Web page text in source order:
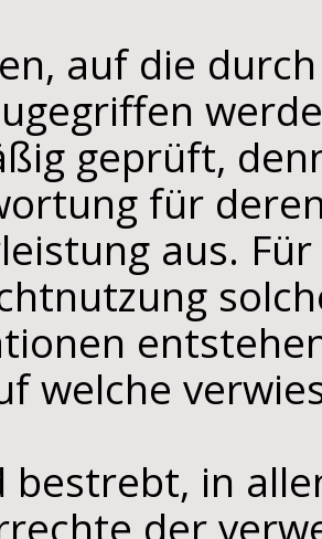
auf die
geprüft,
für
aus.
welche
bestrebt, in
der